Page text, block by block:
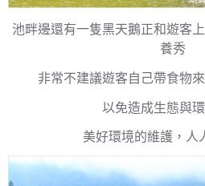
池畔邊還有一隻黑天鵝正和遊客
養秀
非常不建議遊客自己帶食物
以免造成生態與
美好環境的維護，人